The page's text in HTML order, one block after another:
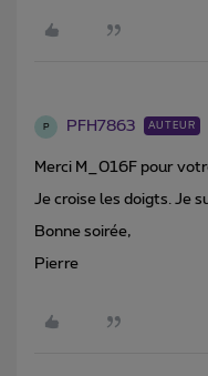
P PFH7863 AUTEUR
Merci M_016F pour
Je croise les doigts. Je
Bonne soirée,
Pierre